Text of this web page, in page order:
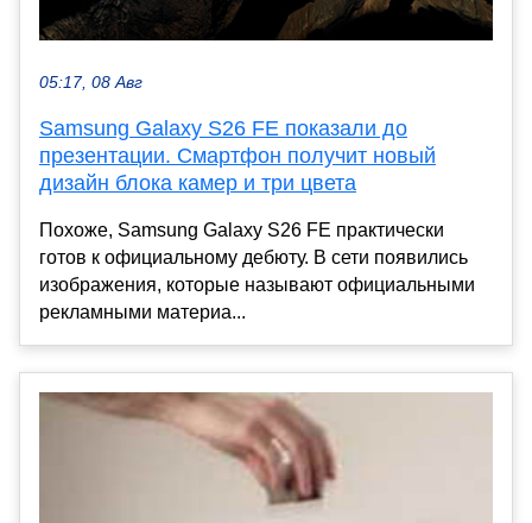
05:17, 08 Авг
Samsung Galaxy S26 FE показали до
презентации. Смартфон получит новый
дизайн блока камер и три цвета
Похоже, Samsung Galaxy S26 FE практически
готов к официальному дебюту. В сети появились
изображения, которые называют официальными
рекламными материа...